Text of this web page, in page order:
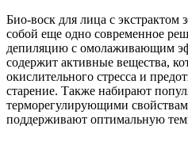
Био-воск для лица с экстрактом
собой еще одно современное
депиляцию с омолаживающим
содержит активные вещества,
окислительного стресса и
старение. Также набирают
терморегулирующими
поддерживают оптимальную